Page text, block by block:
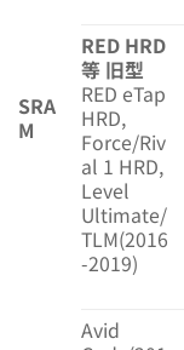
SRA
M
RED HRD
等 旧型
RED eTap
HRD,
Force/Riv
al 1 HRD,
Level
Ultimate/
TLM(2016
-2019)
Avid